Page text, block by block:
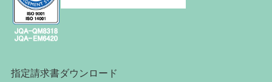
指定請求書ダウンロード